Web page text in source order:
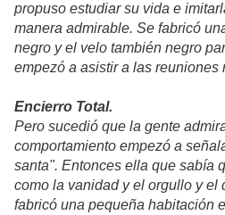
propuso estudiar su vida e
manera admirable. Se fabricó
negro y el velo también negro
empezó a asistir a las reuniones
Encierro Total.
Pero sucedió que la gente
comportamiento empezó a
santa". Entonces ella que sabía
como la vanidad y el orgullo y el
fabricó una pequeña habitación